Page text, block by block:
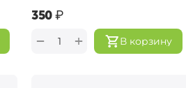
‍350‍₽
В корзину
+
−